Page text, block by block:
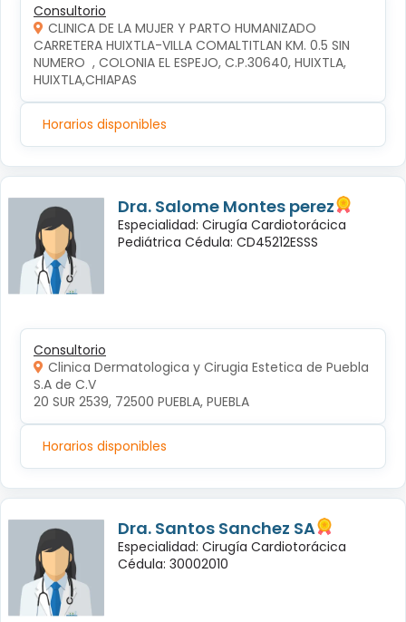
Consultorio
CLINICA DE LA MUJER Y PARTO HUMANIZADO
CARRETERA HUIXTLA-VILLA COMALTITLAN KM. 0.5 SIN
NUMERO  , COLONIA EL ESPEJO, C.P.30640, HUIXTLA,
HUIXTLA,CHIAPAS
Horarios disponibles
Dra. Salome Montes perez
Especialidad: Cirugía Cardiotorácica
Pediátrica Cédula: CD45212ESSS
Consultorio
Clinica Dermatologica y Cirugia Estetica de Puebla
S.A de C.V
20 SUR 2539, 72500 PUEBLA, PUEBLA
Horarios disponibles
Dra. Santos Sanchez SA
Especialidad: Cirugía Cardiotorácica
Cédula: 30002010